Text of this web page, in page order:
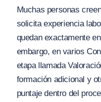
Muchas personas
solicita experiencia
quedan exactamente
embargo, en varios
etapa llamada
formación adicional y
puntaje dentro del